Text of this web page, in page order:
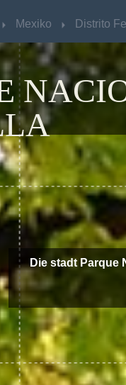
Mexiko
Die stadt Parque
Mexiko